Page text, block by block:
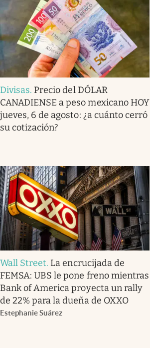
Divisas. Precio del DÓLAR
CANADIENSE a peso mexicano HOY
jueves, 6 de agosto: ¿a cuánto cerró
su cotización?
Wall Street. La encrucijada de
FEMSA: UBS le pone freno mientras
Bank of America proyecta un rally
de 22% para la dueña de OXXO
Estephanie Suárez